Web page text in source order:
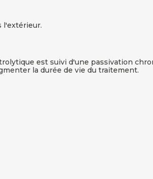
l'extérieur.
est suivi d'une passivation
la durée de vie du traitement.